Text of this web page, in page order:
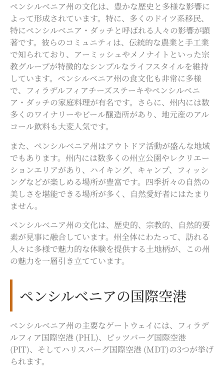
ペンシルベニア州の文化は、豊かな歴史と多様な影響に
よって形成されています。特に、多くのドイツ系移民、
特にペンシルベニア・ダッチと呼ばれる人々の影響が顕
著です。彼らのコミュニティは、伝統的な農業と手工業
で知られており、アーミッシュやメノナイトといった宗
教グループが特徴的なシンプルなライフスタイルを維持
しています。ペンシルベニア州の食文化も非常に多様
で、フィラデルフィアチーズステーキやペンシルベニ
ア・ダッチの家庭料理が有名です。さらに、州内には数
多くのワイナリーやビール醸造所があり、地元産のアル
コール飲料も大変人気です。
また、ペンシルベニア州はアウトドア活動が盛んな地域
でもあります。州内には数多くの州立公園やレクリエー
ションエリアがあり、ハイキング、キャンプ、フィッシ
ングなどが楽しめる場所が豊富です。四季折々の自然の
美しさを堪能できる場所が多く、自然愛好者にはたまり
ません。
ペンシルベニア州の文化は、歴史的、宗教的、自然的要
素が見事に融合しています。州全体にわたって、訪れる
人々に多様で魅力的な体験を提供する土地柄が、この州
の魅力を一層引き立てています。
ペンシルべニアの国際空港
ペンシルベニア州の主要なゲートウェイには、フィラデ
ルフィア国際空港 (PHL)、ピッツバーグ国際空港
(PIT)、そしてハリスバーグ国際空港 (MDT)の3つが挙げ
られます。